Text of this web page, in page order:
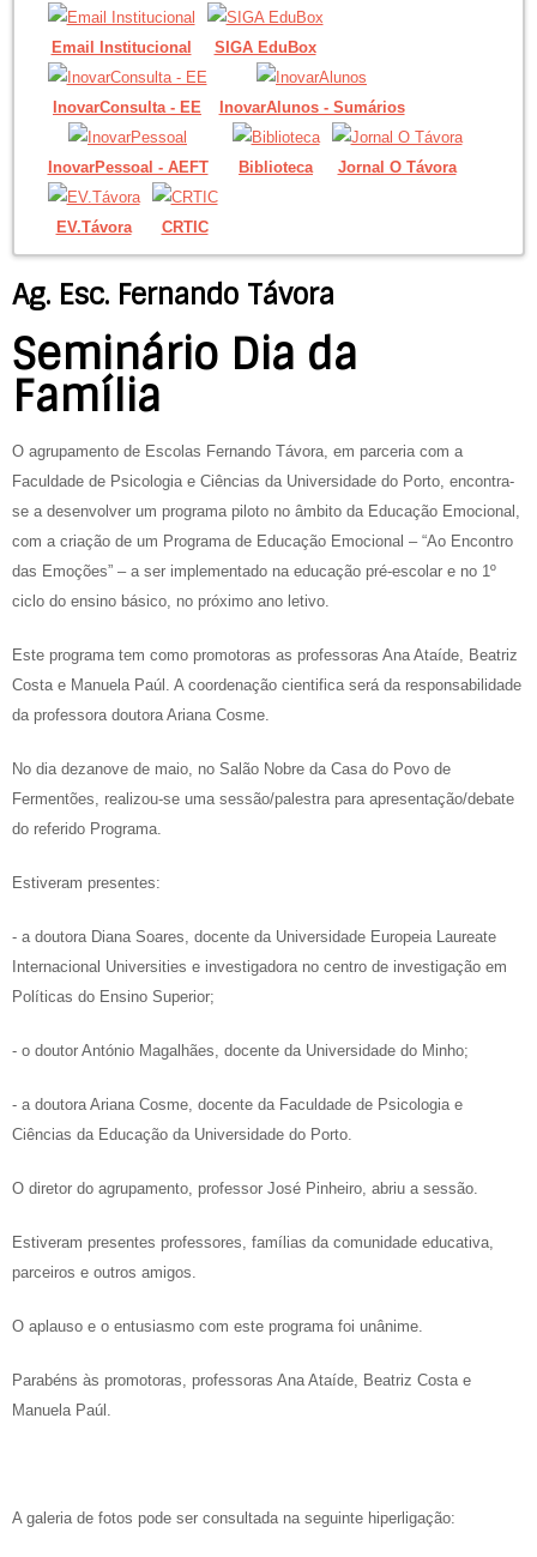
Email Institucional SIGA EduBox
InovarConsulta - EE InovarAlunos - Sumários
InovarPessoal - AEFT Biblioteca Jornal O Távora
EV.Távora CRTIC
Ag. Esc. Fernando Távora
Seminário Dia da
Família
O agrupamento de Escolas Fernando Távora, em parceria com a
Faculdade de Psicologia e Ciências da Universidade do Porto, encontra-
se a desenvolver um programa piloto no âmbito da Educação Emocional,
com a criação de um Programa de Educação Emocional – “Ao Encontro
das Emoções” – a ser implementado na educação pré-escolar e no 1º
ciclo do ensino básico, no próximo ano letivo.
Este programa tem como promotoras as professoras Ana Ataíde, Beatriz
Costa e Manuela Paúl. A coordenação cientifica será da responsabilidade
da professora doutora Ariana Cosme.
No dia dezanove de maio, no Salão Nobre da Casa do Povo de
Fermentões, realizou-se uma sessão/palestra para apresentação/debate
do referido Programa.
Estiveram presentes:
- a doutora Diana Soares, docente da Universidade Europeia Laureate
Internacional Universities e investigadora no centro de investigação em
Políticas do Ensino Superior;
- o doutor António Magalhães, docente da Universidade do Minho;
- a doutora Ariana Cosme, docente da Faculdade de Psicologia e
Ciências da Educação da Universidade do Porto.
O diretor do agrupamento, professor José Pinheiro, abriu a sessão.
Estiveram presentes professores, famílias da comunidade educativa,
parceiros e outros amigos.
O aplauso e o entusiasmo com este programa foi unânime.
Parabéns às promotoras, professoras Ana Ataíde, Beatriz Costa e
Manuela Paúl.
A galeria de fotos pode ser consultada na seguinte hiperligação: